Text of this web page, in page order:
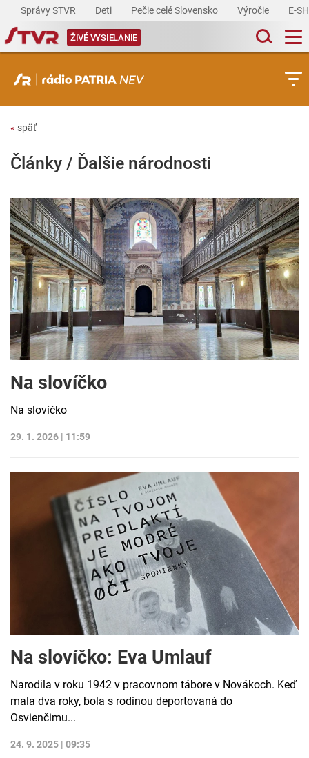
Správy STVR Deti Pečie celé Slovensko Výročie E-
ŽIVÉ VYSIELANIE
« späť
Články / Ďalšie národnosti
Na slovíčko
Na slovíčko
29. 1. 2026 | 11:59
Na slovíčko: Eva Umlauf
Narodila v roku 1942 v pracovnom tábore v Novákoch. Keď
mala dva roky, bola s rodinou deportovaná do
Osvienčimu...
24. 9. 2025 | 09:35